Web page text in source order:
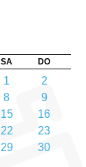
SA DO
1
2
8
9
15
16
22
23
29
30